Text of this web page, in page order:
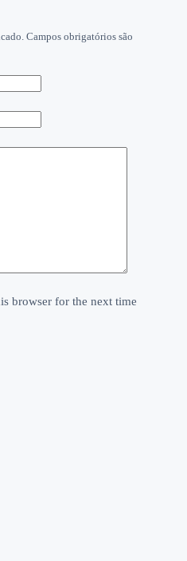
Campos obrigatórios são
browser for the next time